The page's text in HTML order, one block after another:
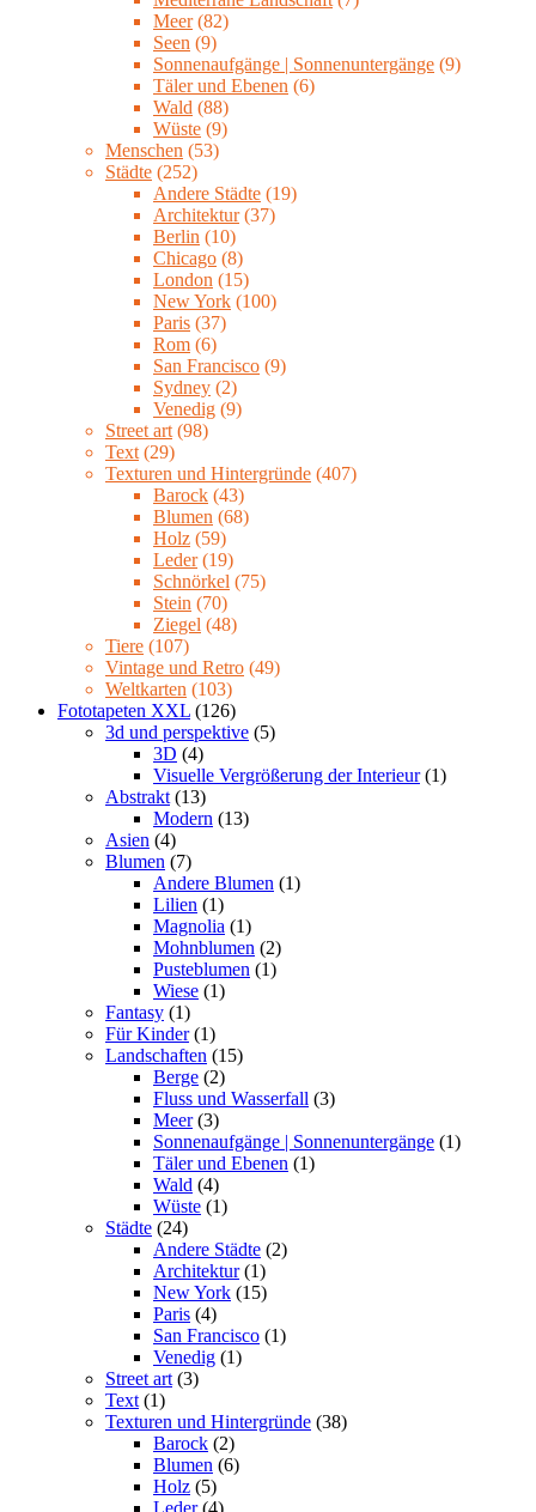
Meer (82)
Seen (9)
Sonnenaufgänge | Sonnenuntergänge (9)
Täler und Ebenen (6)
Wald (88)
Wüste (9)
Menschen (53)
Städte (252)
Andere Städte (19)
Architektur (37)
Berlin (10)
Chicago (8)
London (15)
New York (100)
Paris (37)
Rom (6)
San Francisco (9)
Sydney (2)
Venedig (9)
Street art (98)
Text (29)
Texturen und Hintergründe (407)
Barock (43)
Blumen (68)
Holz (59)
Leder (19)
Schnörkel (75)
Stein (70)
Ziegel (48)
Tiere (107)
Vintage und Retro (49)
Weltkarten (103)
Fototapeten XXL (126)
3d und perspektive (5)
3D (4)
Visuelle Vergrößerung der Interieur (1)
Abstrakt (13)
Modern (13)
Asien (4)
Blumen (7)
Andere Blumen (1)
Lilien (1)
Magnolia (1)
Mohnblumen (2)
Pusteblumen (1)
Wiese (1)
Fantasy (1)
Für Kinder (1)
Landschaften (15)
Berge (2)
Fluss und Wasserfall (3)
Meer (3)
Sonnenaufgänge | Sonnenuntergänge (1)
Täler und Ebenen (1)
Wald (4)
Wüste (1)
Städte (24)
Andere Städte (2)
Architektur (1)
New York (15)
Paris (4)
San Francisco (1)
Venedig (1)
Street art (3)
Text (1)
Texturen und Hintergründe (38)
Barock (2)
Blumen (6)
Holz (5)